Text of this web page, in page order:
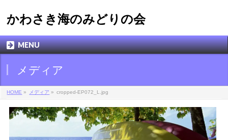
かわさき海のみどりの会
MENU
メディア
HOME » メディア » cropped-EP072_L.jpg